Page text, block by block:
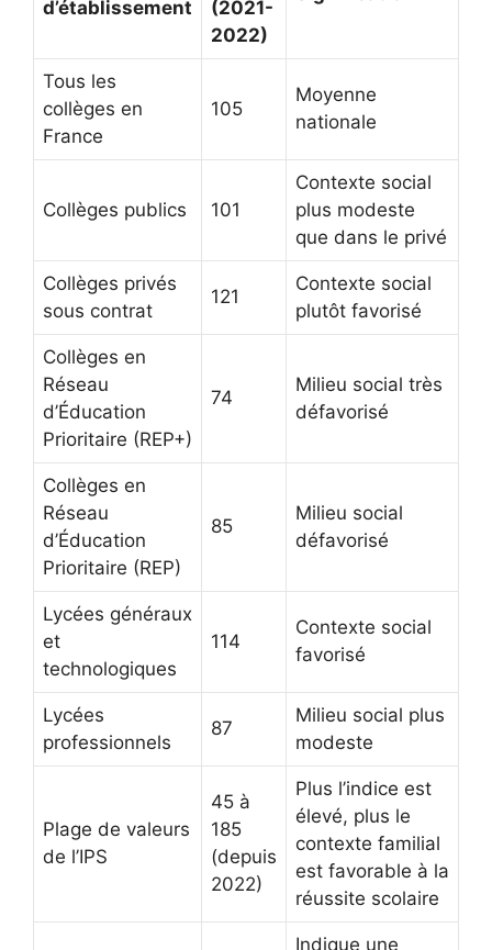
d’établissement
(2021-
2022)
Tous les
collèges en
France
105
Moyenne
nationale
Collèges publics 101
Contexte social
plus modeste
que dans le privé
Collèges privés
sous contrat
121
Contexte social
plutôt favorisé
Collèges en
Réseau
d’Éducation
Prioritaire (REP+)
74
Milieu social très
défavorisé
Collèges en
Réseau
d’Éducation
Prioritaire (REP)
85
Milieu social
défavorisé
Lycées généraux
et
technologiques
114
Contexte social
favorisé
Lycées
professionnels
87
Milieu social plus
modeste
Plage de valeurs
de l’IPS
45 à
185
(depuis
2022)
Plus l’indice est
élevé, plus le
contexte familial
est favorable à la
réussite scolaire
Indique une